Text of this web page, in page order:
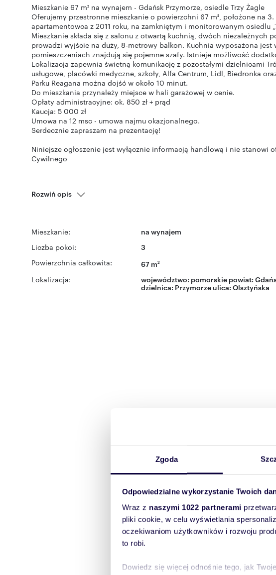
Zgoda
Odpowiedzialne wykorzystanie Twoich
Wraz z naszymi 1022 partnerami
pliki cookie, w celu wyświetlania
oczekiwaniom użytkowników i rozwoju
to robi.
Dowiedz się więcej odnośnie tego, jak
Mieszkanie 67 m² na wynajem - Gdańsk Przymorze, osiedle Trzy Żagle
Oferujemy przestronne mieszkanie o powierzchni 67 m², położone na
apartamentowca z 2011 roku, na zamkniętym i monitorowanym osiedlu
Mieszkanie składa się z salonu z otwartą kuchnią, dwóch niezależnych
prowadzi wyjście na duży, 8-metrowy balkon. Kuchnia wyposażona jest
pomieszczeniach znajdują się pojemne szafy. Istnieje możliwość
Lokalizacja zapewnia świetną komunikację z pozostałymi dzielnicami
usługowe, placówki medyczne, szkoły, Alfa Centrum, Lidl, Biedronka
Parku Reagana można dojść w około 10 minut.
Do mieszkania przynależy miejsce w hali garażowej w cenie.
Opłaty administracyjne: ok. 850 zł + prąd
Kaucja: 5 000 zł
Umowa na 12 msc - umowa najmu okazjonalnego.
Serdecznie zapraszam na prezentację!
Niniejsze ogłoszenie jest wyłącznie informacją handlową i nie stanowi
Cywilnego
Rozwiń opis
Mieszkanie: na wynajem
Liczba pokoi: 3
Powierzchnia całkowita: 67 m2
Lokalizacja: województwo: pomorskie powiat:
dzielnica: Przymorze ulica: Olsztyńska